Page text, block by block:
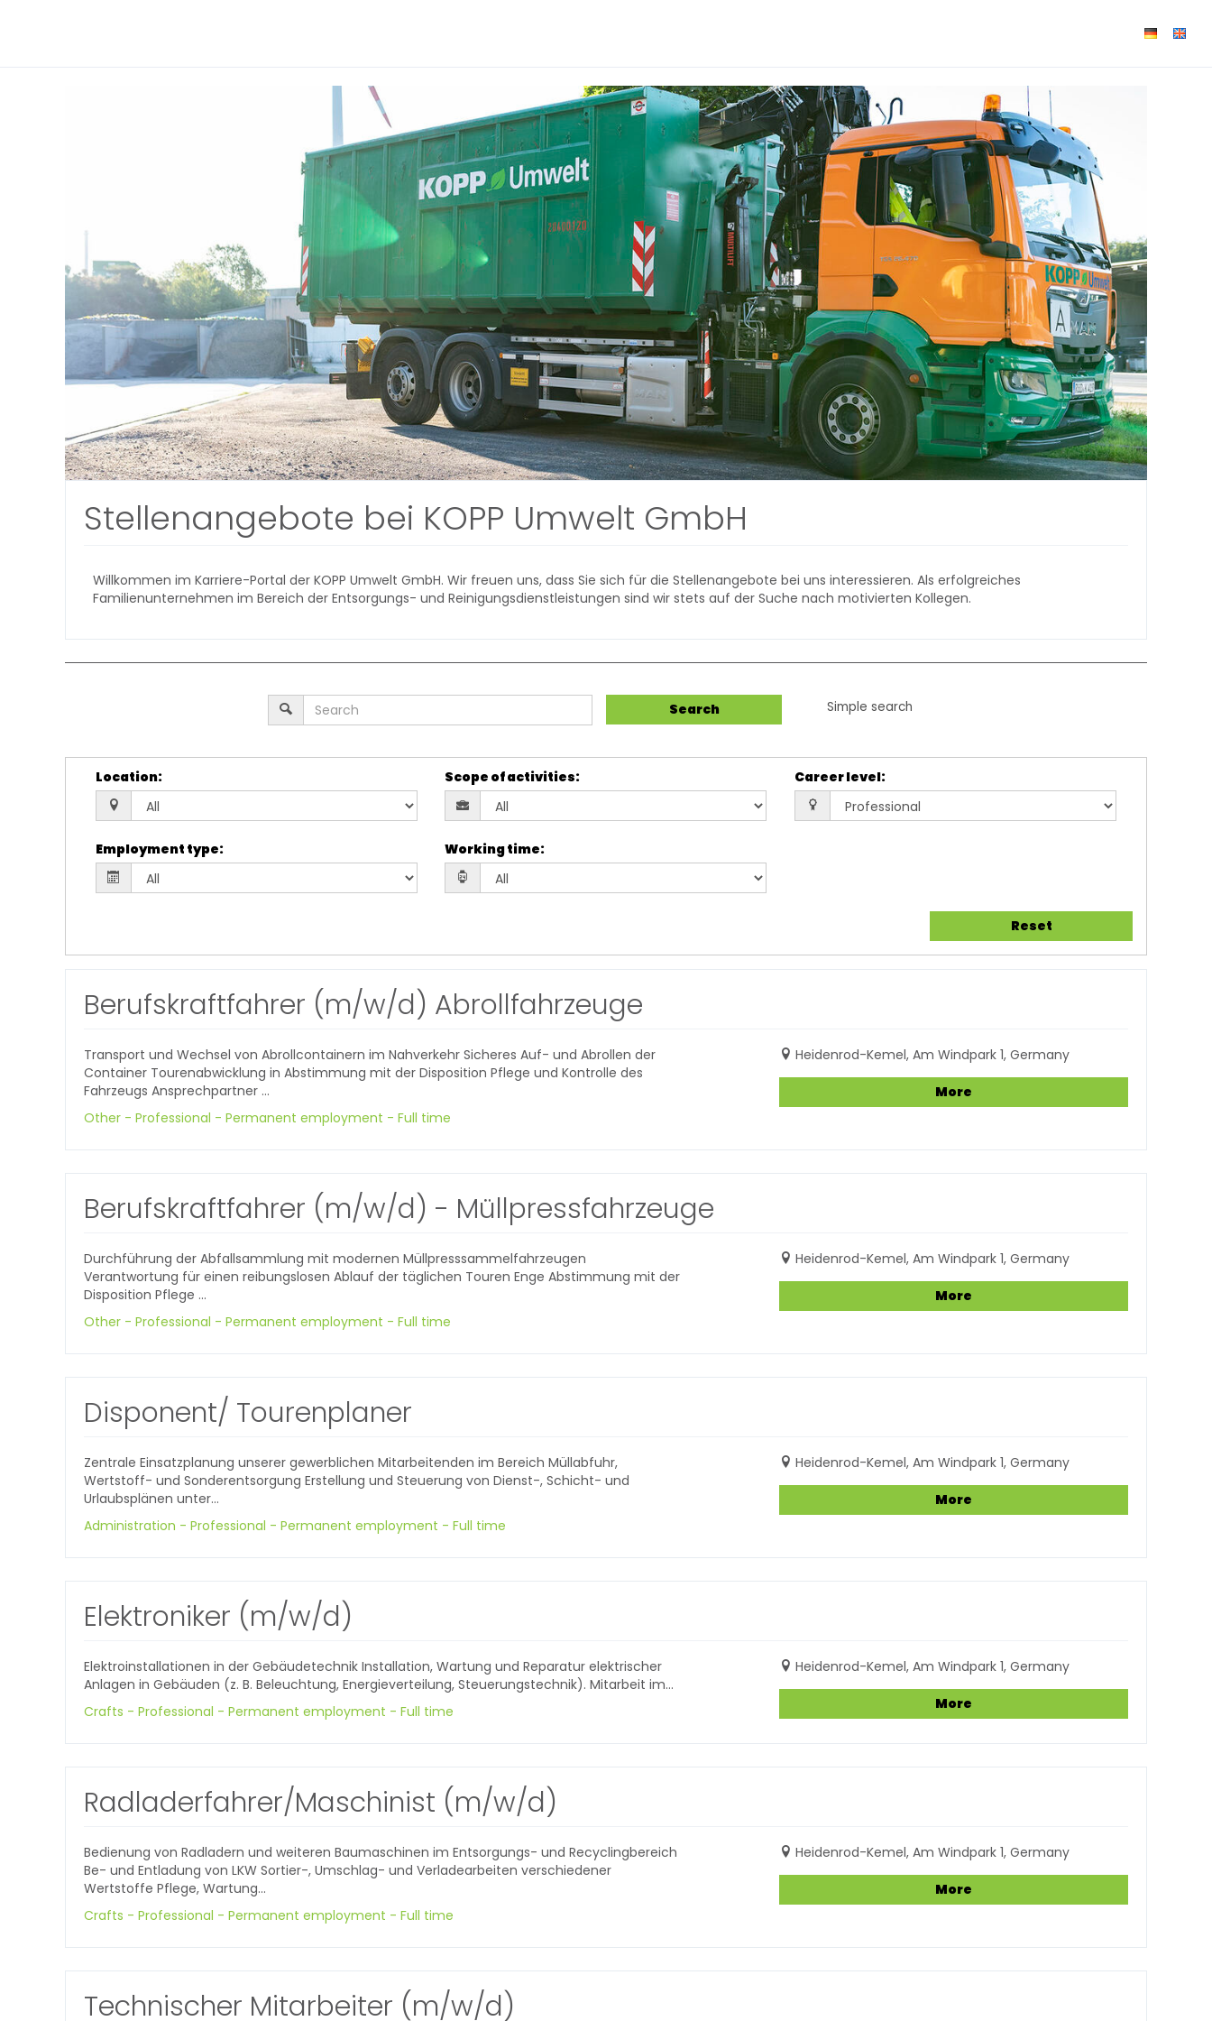
Stellenangebote bei KOPP Umwelt GmbH
Willkommen im Karriere-Portal der KOPP Umwelt GmbH. Wir freuen uns, dass Sie sich für die Stellenangebote bei uns interessieren. Als erfolgreiches
Familienunternehmen im Bereich der Entsorgungs- und Reinigungsdienstleistungen sind wir stets auf der Suche nach motivierten Kollegen.
Search Simple search
Location: Scope of activities: Career level:
Employment type: Working time:
Reset
Berufskraftfahrer (m/w/d) Abrollfahrzeuge
Transport und Wechsel von Abrollcontainern im Nahverkehr Sicheres Auf- und Abrollen der
Container Tourenabwicklung in Abstimmung mit der Disposition Pflege und Kontrolle des
Fahrzeugs Ansprechpartner ...
Other - Professional - Permanent employment - Full time
Heidenrod-Kemel, Am Windpark 1, Germany
More
Berufskraftfahrer (m/w/d) - Müllpressfahrzeuge
Durchführung der Abfallsammlung mit modernen Müllpresssammelfahrzeugen
Verantwortung für einen reibungslosen Ablauf der täglichen Touren Enge Abstimmung mit der
Disposition Pflege ...
Other - Professional - Permanent employment - Full time
Heidenrod-Kemel, Am Windpark 1, Germany
More
Disponent/ Tourenplaner
Zentrale Einsatzplanung unserer gewerblichen Mitarbeitenden im Bereich Müllabfuhr,
Wertstoff- und Sonderentsorgung Erstellung und Steuerung von Dienst-, Schicht- und
Urlaubsplänen unter...
Administration - Professional - Permanent employment - Full time
Heidenrod-Kemel, Am Windpark 1, Germany
More
Elektroniker (m/w/d)
Elektroinstallationen in der Gebäudetechnik Installation, Wartung und Reparatur elektrischer
Anlagen in Gebäuden (z. B. Beleuchtung, Energieverteilung, Steuerungstechnik). Mitarbeit im...
Crafts - Professional - Permanent employment - Full time
Heidenrod-Kemel, Am Windpark 1, Germany
More
Radladerfahrer/Maschinist (m/w/d)
Bedienung von Radladern und weiteren Baumaschinen im Entsorgungs- und Recyclingbereich
Be- und Entladung von LKW Sortier-, Umschlag- und Verladearbeiten verschiedener
Wertstoffe Pflege, Wartung...
Crafts - Professional - Permanent employment - Full time
Heidenrod-Kemel, Am Windpark 1, Germany
More
Technischer Mitarbeiter (m/w/d)